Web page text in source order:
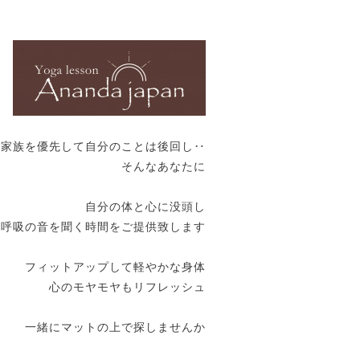
族を優先して自分のことは後回し‥
そんなあなたに
自分の体と心に没頭し
呼吸の音を聞く時間をご提供致します
フィットアップして軽やかな身体
心のモヤモヤもリフレッシュ
一緒にマットの上で探しませんか